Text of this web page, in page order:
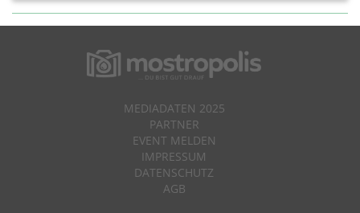
MEDIADATEN 2025
PARTNER
EVENT MELDEN
IMPRESSUM
DATENSCHUTZ
AGB